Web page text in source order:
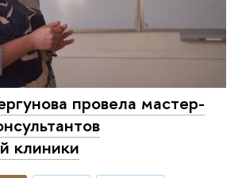
провела мастер-
клиники